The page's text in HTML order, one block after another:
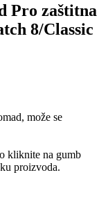
Pro zaštitna
8/Classic
može se
kliknite na gumb
proizvoda.